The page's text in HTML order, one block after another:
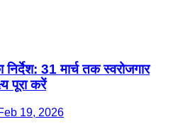
31 मार्च तक स्वरोजगार
पूरा करें
19, 2026